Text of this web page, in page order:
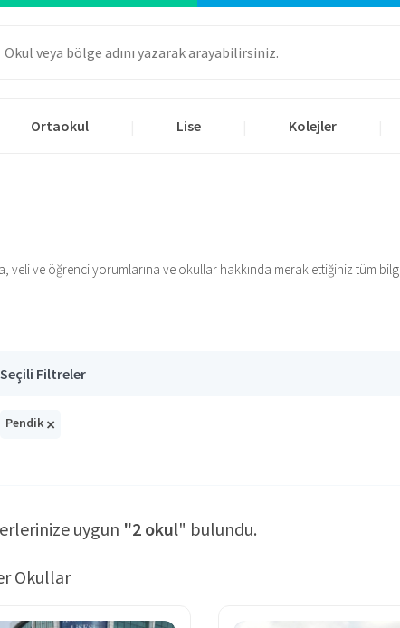
Ortaokul Lise Kolejler
veli ve öğrenci yorumlarına ve okullar hakkında merak ettiğiniz tüm
Seçili Filtreler
Pendik ×
uygun "2 okul" bulundu.
Okullar